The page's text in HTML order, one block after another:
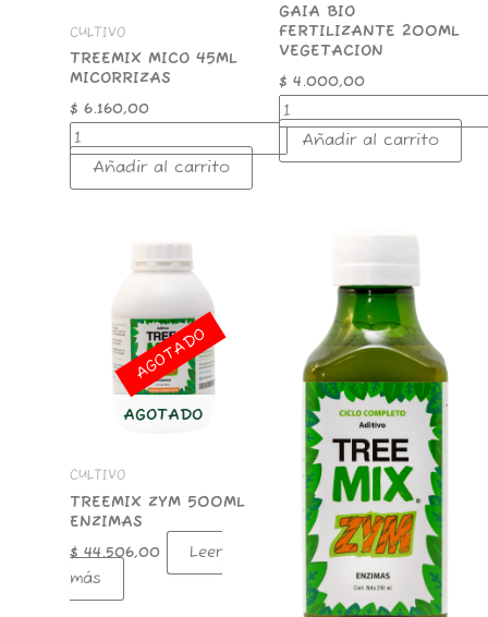
CULTIVO
TREEMIX MICO 45ML
MICORRIZAS
$ 6.160,00
Añadir al carrito
GAIA BIO
FERTILIZANTE 200ML
VEGETACION
$ 4.000,00
Añadir al carrito
AGOTADO
CULTIVO
TREEMIX ZYM 500ML
ENZIMAS
$44.506,00
Leer
más
AGOTADO
ENZIMAS
cantidad